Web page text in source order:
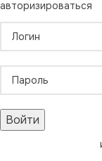
авторизироваться
Войти